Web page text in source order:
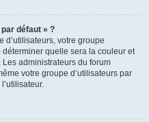
par défaut » ?
d’utilisateurs, votre groupe
déterminer quelle sera la couleur et
administrateurs du forum
votre groupe d’utilisateurs par